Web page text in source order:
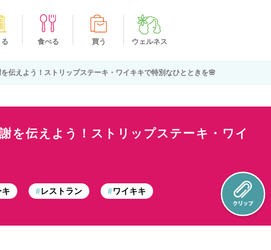
食べる 買う ウェルネス
伝えよう！ストリップステーキ・ワイキキで特別なひとときを🌸
を伝えよう！ストリップステーキ・ワイ
キ レストラン ワイキキ